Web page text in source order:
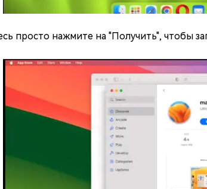
просто нажмите на "Получить", чтобы